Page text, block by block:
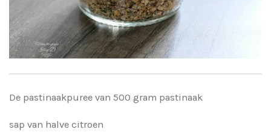
De pastinaakpuree van 500 gram pastinaak
sap van halve citroen